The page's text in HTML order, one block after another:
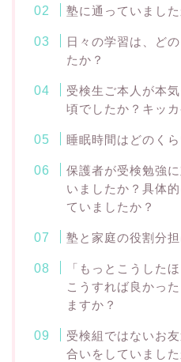
塾に通っていました
日々の学習は、ど
たか？
受検生ご本人が本
頃でしたか？キッ
睡眠時間はどのく
保護者が受検勉強
いましたか？具体
ていましたか？
塾と家庭の役割分
「もっとこうした
こうすれば良かっ
ますか？
受検組ではないお
合いをしていました